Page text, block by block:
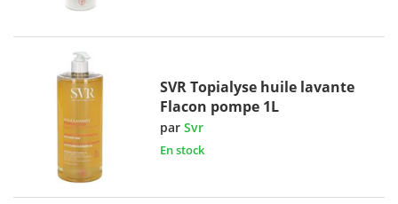
SVR Topialyse huile lavante
Flacon pompe 1L
parSvr
En stock